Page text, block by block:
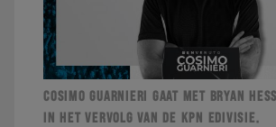
COSIMO GUARNIERI GAAT MET BRYAN
IN HET VERVOLG VAN DE KPN EDIVISIE.